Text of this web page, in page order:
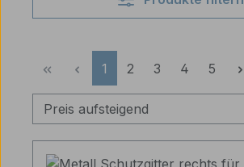
Seite
1 Seite
2 Seite
3 Seite
4 Seite
5